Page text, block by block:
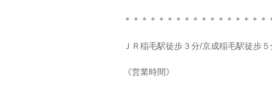
＊＊＊＊＊＊＊＊＊＊＊＊＊＊＊＊＊
ＪＲ稲毛駅徒歩３分/京成稲毛駅徒歩５
《営業時間》